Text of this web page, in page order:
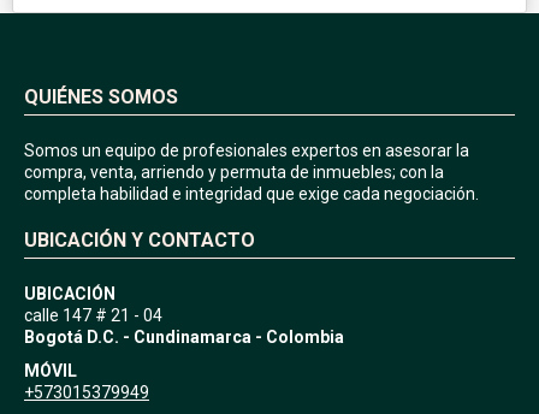
QUIÉNES SOMOS
Somos un equipo de profesionales expertos en asesorar la
compra, venta, arriendo y permuta de inmuebles; con la
completa habilidad e integridad que exige cada negociación.
UBICACIÓN Y CONTACTO
UBICACIÓN
calle 147 # 21 - 04
Bogotá D.C. - Cundinamarca - Colombia
MÓVIL
+573015379949